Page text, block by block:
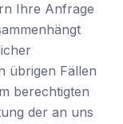
Ihre Anfrage
übrigen Fällen
berechtigten
der an uns